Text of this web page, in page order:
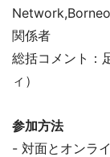
関係者
総括コメント：
ィ）
参加方法
- 対面とオンラ